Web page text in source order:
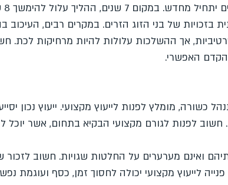
שנים, ההליך עלול להימשך 8 שנים.
בזכויות של בני הזוג הזרים. במקרים רבים, העיכוב
אך ההשלכות עלולות להיות מרחיקות לכת.
האפשרי.
מומלץ לפנות לייעוץ מקצועי. ייעוץ נכון
חשוב לפנות לגורם מקצועי הבקיא בתחום, אשר יוכל
ואינם מערערים על החלטות שגויות. חשוב לזכור
לייעוץ מקצועי יכולה לחסוך זמן, כסף ועוגמת